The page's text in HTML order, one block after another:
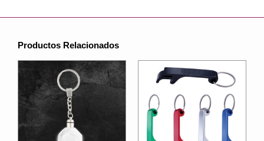
Productos Relacionados